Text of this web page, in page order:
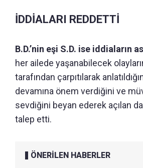
İDDİALARI REDDETTİ
B.D.’nin eşi S.D. ise iddiaların
her ailede yaşanabilecek
tarafından çarpıtılarak
devamına önem verdiğini ve
sevdiğini beyan ederek açılan
talep etti.
ÖNERİLEN HABERLER